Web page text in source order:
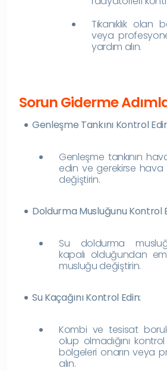
Tıkanıklık olan
veya
yardım alın.
Sorun Giderme
Genleşme Tankını Kontrol
Genleşme tankının
edin ve gerekirse hava
değiştirin.
Doldurma Musluğunu Kontrol
Su doldurma
kapalı olduğundan
musluğu değiştirin.
Su Kaçağını Kontrol Edin:
Kombi ve tesisat
olup olmadığını
bölgeleri onarın veya
alın.